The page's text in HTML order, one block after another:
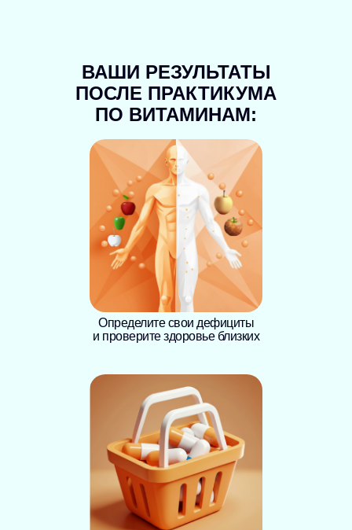
ВАШИ РЕЗУЛЬТАТЫ
ПОСЛЕ ПРАКТИКУМА
ПО ВИТАМИНАМ:
Определите свои дефициты
и проверите здоровье близких